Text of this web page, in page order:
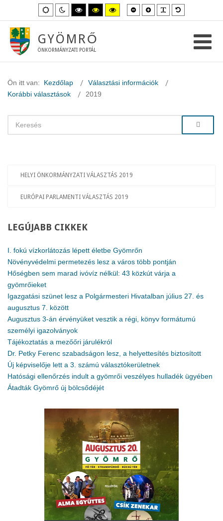
Alapértelmezett
mód
Éjszakai
mód
Magas
kontraszt
fekete-
mód.
Magas
kontraszt
fekete-
Magas
kontraszt
sárga-
Kisebb
betűméret
Nagyobb
betűméret
GYÖMRŐ
ÖNKORMÁNYZATI PORTÁL
Ön itt van: Kezdőlap
Választási információk
Korábbi választások
2019
HELYI ÖNKORMÁNYZATI VÁLASZTÁS 2019
EURÓPAI PARLAMENTI VÁLASZTÁS 2019
LEGÚJABB CIKKEK
I. fokú vízkorlátozás lépett életbe Gyömrőn
Növényvédelmi permetezés lesz a város több pontján
Hőségben sem marad ivóvíz nélkül: 43 közkút várja a
gyömrőieket
Igazgatási szünet lesz a Polgármesteri Hivatalban július 27. és
augusztus 7. között
Augusztus 3-án érvényüket vesztik a régi, könyv formátumú
személyi igazolványok
Tájékoztatás a mezőőri járulékról
Dr. Petky Ferenc szabadságon lesz, a helyettesítés biztosított
Új képviselője lett a 3. számú választókerületnek
Hatósági ellenőrzés indult a gyömrői veszélyes hulladék ügyében
Átadták Gyömrő új bölcsődéjét